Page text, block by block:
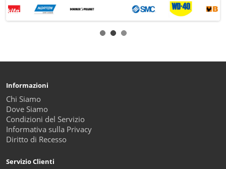
Informazioni
Chi Siamo
Dove Siamo
Condizioni del Servizio
Informativa sulla Privacy
Diritto di Recesso
Servizio Clienti